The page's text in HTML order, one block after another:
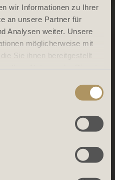
wir Informationen zu Ihrer
an unsere Partner für
Analysen weiter. Unsere
möglicherweise mit
Sie ihnen bereitgestellt